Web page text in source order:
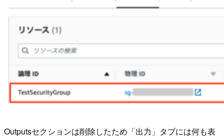
Outputsセクションは削除したため「出力」タブには何も表